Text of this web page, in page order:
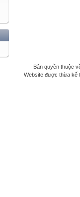
Bản quyền thuộc
Website được thừa kế